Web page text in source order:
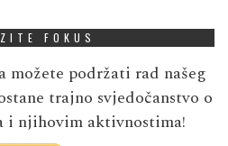
FOKUS
možete podržati rad našeg
trajno svjedočanstvo o
i njihovim aktivnostima!